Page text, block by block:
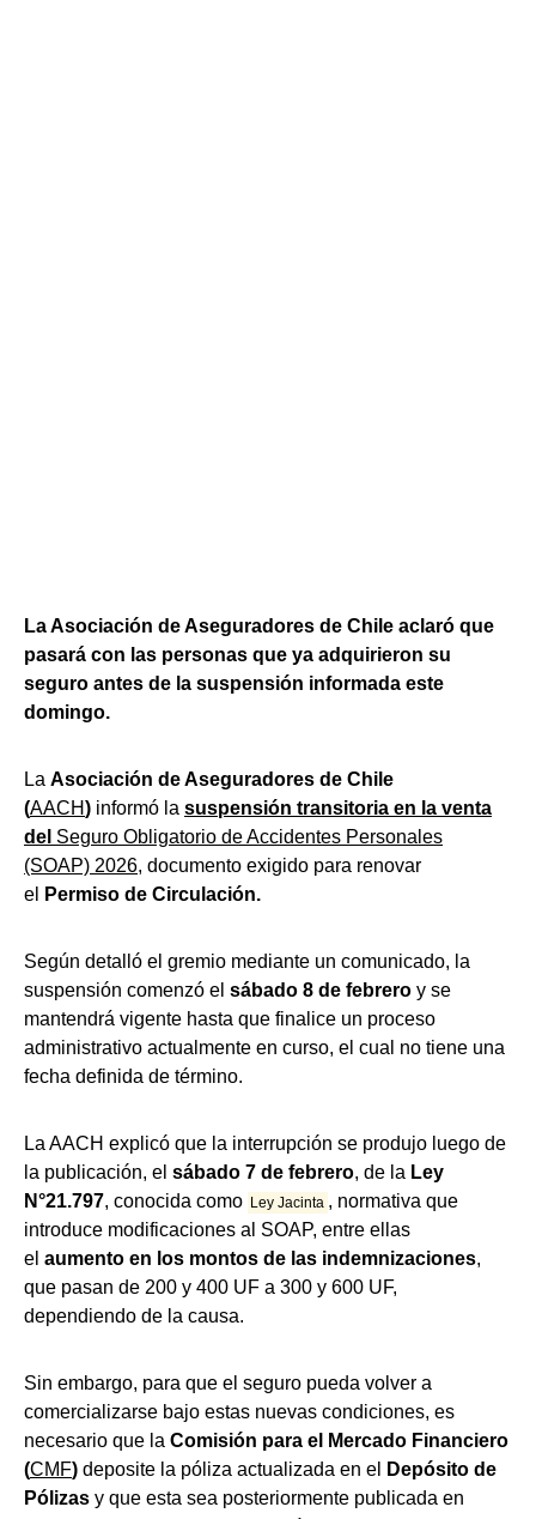
La Asociación de Aseguradores de Chile aclaró que
pasará con las personas que ya adquirieron su
seguro antes de la suspensión informada este
domingo.
La Asociación de Aseguradores de Chile
(AACH) informó la suspensión transitoria en la venta
del Seguro Obligatorio de Accidentes Personales
(SOAP) 2026, documento exigido para renovar
el
Permiso de Circulación.
Según detalló el gremio mediante un comunicado, la
suspensión comenzó el sábado 8 de febrero y se
mantendrá vigente hasta que finalice un proceso
administrativo actualmente en curso, el cual no tiene una
fecha definida de término.
La AACH explicó que la interrupción se produjo luego de
la publicación, el sábado 7 de febrero, de la Ley
N°21.797, conocida como Ley Jacinta , normativa que
introduce modificaciones al SOAP, entre ellas
el aumento en los montos de las indemnizaciones,
que pasan de 200 y 400 UF a 300 y 600 UF,
dependiendo de la causa.
Sin embargo, para que el seguro pueda volver a
comercializarse bajo estas nuevas condiciones, es
necesario que la Comisión para el Mercado Financiero
(CMF) deposite la póliza actualizada en el
Depósito de
Pólizas y que esta sea posteriormente publicada en